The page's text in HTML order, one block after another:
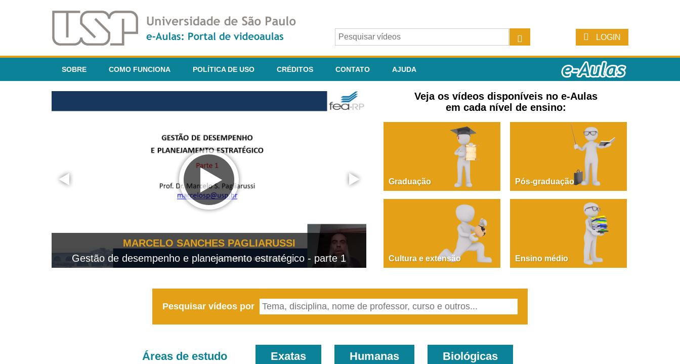
LOGIN
SOBRE COMO FUNCIONA POLÍTICA DE USO CRÉDITOS CONTATO AJUDA
MARCELO SANCHES PAGLIARUSSI
Gestão de desempenho e planejamento estratégico - parte 1
PAOLA GIUSTINA BACCIN
Dire, fare, partire! Aula 1 – parte 1
Veja os vídeos disponíveis no e-Aulas
em cada nível de ensino:
Graduação Pós-graduação
Cultura e extensão Ensino médio
Pesquisar vídeos por
Áreas de estudo Exatas Humanas Biológicas